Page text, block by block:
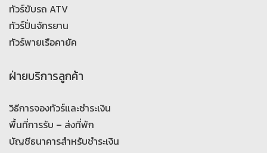
ทัวร์ขับรถ ATV
ทัวร์ปั่นจักรยาน
ทัวร์พายเรือคายัค
ฝ่ายบริการลูกค้า
วิธีการจองทัวร์และชำระเงิน
พื้นที่การรับ – ส่งที่พัก
บัญชีธนาคารสำหรับชำระเงิน